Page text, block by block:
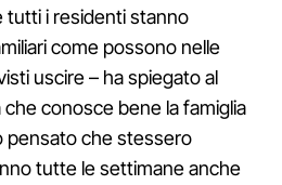
tutti i residenti stanno
come possono nelle
uscire – ha spiegato al
conosce bene la famiglia
pensato che stessero
tutte le settimane anche